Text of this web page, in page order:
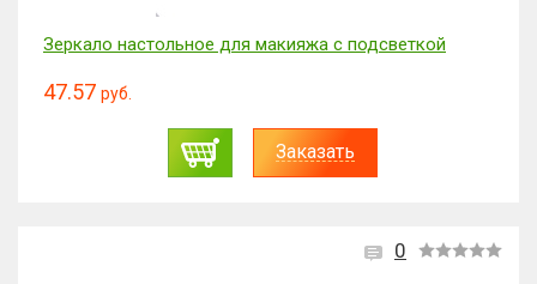
Зеркало настольное для макияжа с подсветкой
47.57 руб.
Заказать
0